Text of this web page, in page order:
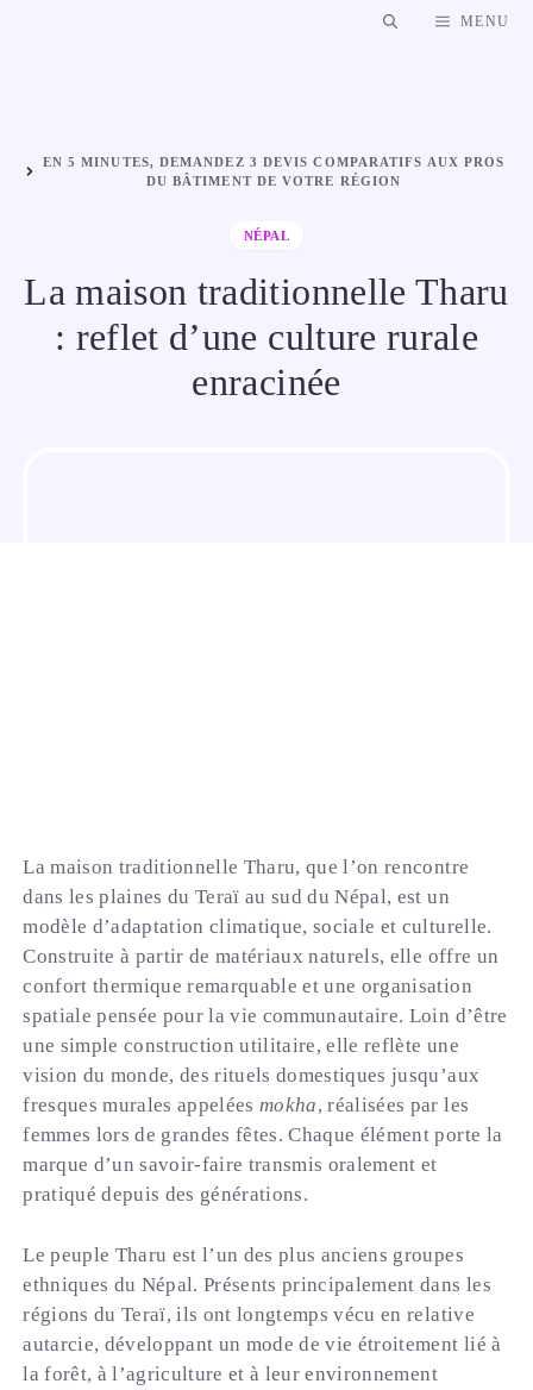
MENU
EN 5 MINUTES, DEMANDEZ 3 DEVIS COMPARATIFS AUX PROS
DU BÂTIMENT DE VOTRE RÉGION
NÉPAL
La maison traditionnelle Tharu
: reflet d’une culture rurale
enracinée
La maison traditionnelle Tharu, que l’on rencontre
dans les plaines du Teraï au sud du Népal, est un
modèle d’adaptation climatique, sociale et culturelle.
Construite à partir de matériaux naturels, elle offre un
confort thermique remarquable et une organisation
spatiale pensée pour la vie communautaire. Loin d’être
une simple construction utilitaire, elle reflète une
vision du monde, des rituels domestiques jusqu’aux
fresques murales appeléesmokha, réalisées par les
femmes lors de grandes fêtes. Chaque élément porte la
marque d’un savoir-faire transmis oralement et
pratiqué depuis des générations.
Le peuple Tharu est l’un des plus anciens groupes
ethniques du Népal. Présents principalement dans les
régions du Teraï, ils ont longtemps vécu en relative
autarcie, développant un mode de vie étroitement lié à
la forêt, à l’agriculture et à leur environnement